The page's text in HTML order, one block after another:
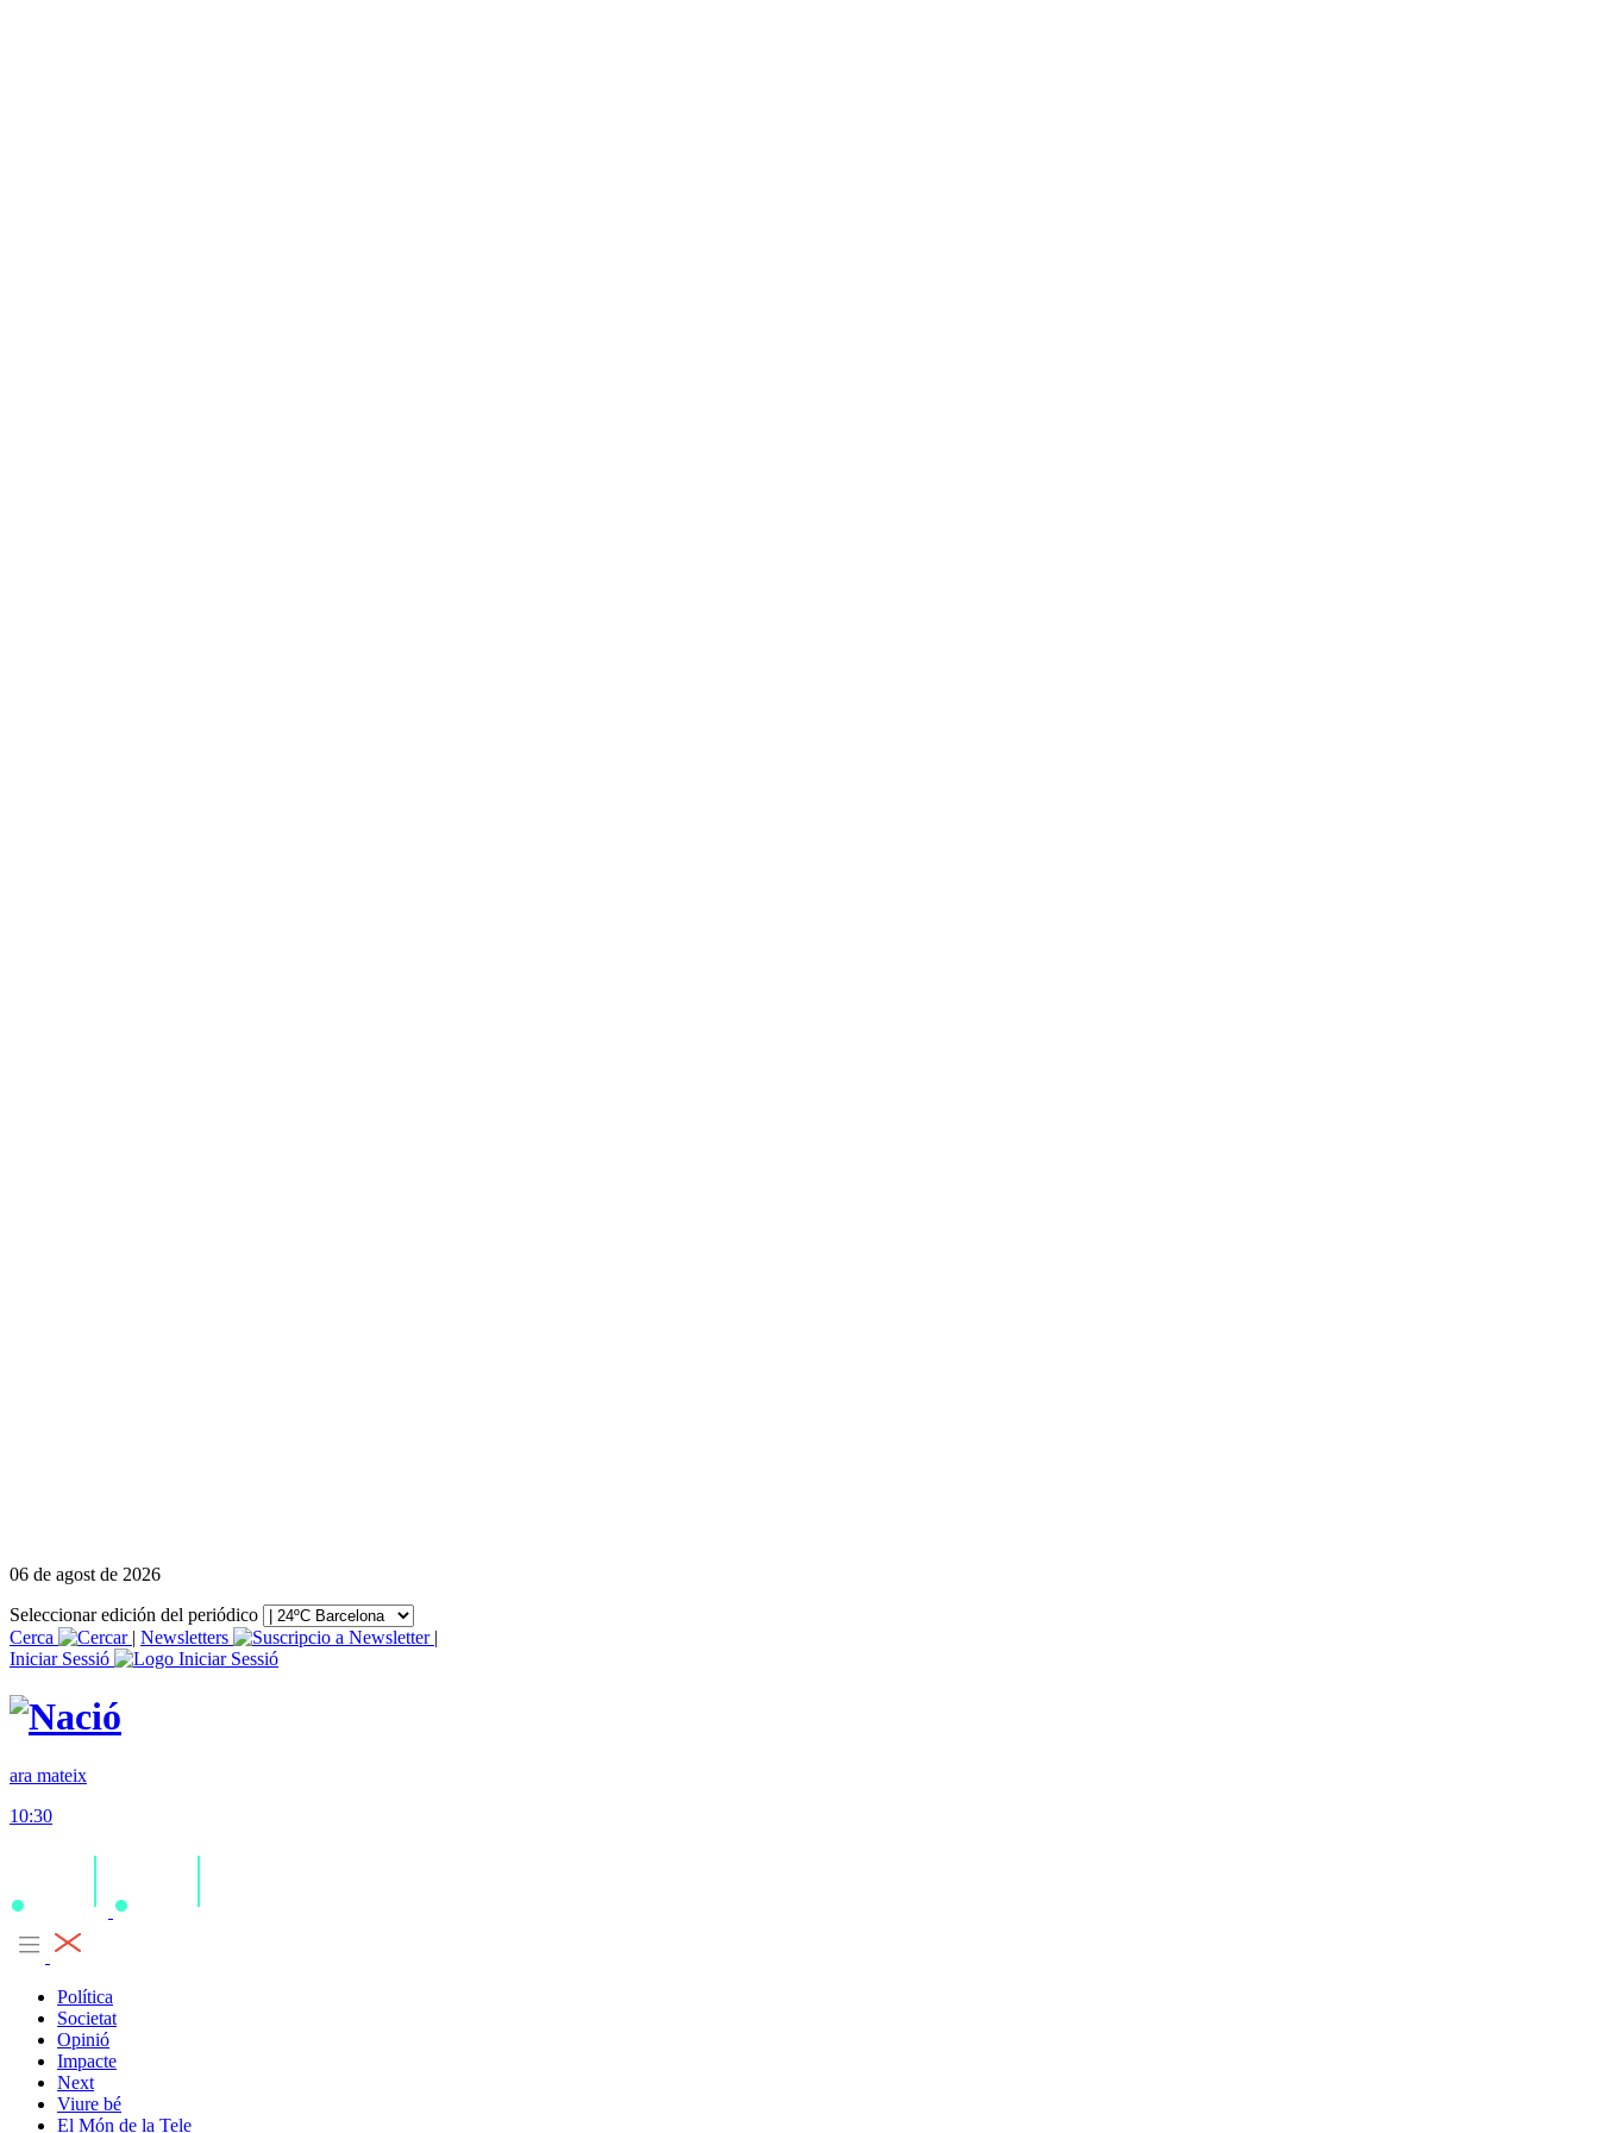
06 de agost de 2026
Seleccionar edición del periódico
Cerca
| Newsletters
|
Iniciar Sessió
ara mateix
10:30
Política
Societat
Opinió
Impacte
Next
Viure bé
El Món de la Tele